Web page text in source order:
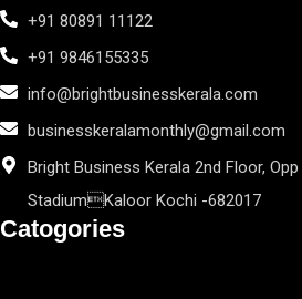
+91 80891 11122
+91 9846155335
info@brightbusinesskerala.com
businesskeralamonthly@gmail.com
Bright Business Kerala 2nd Floor, Opp
StadiumKaloor Kochi -682017
Catogories